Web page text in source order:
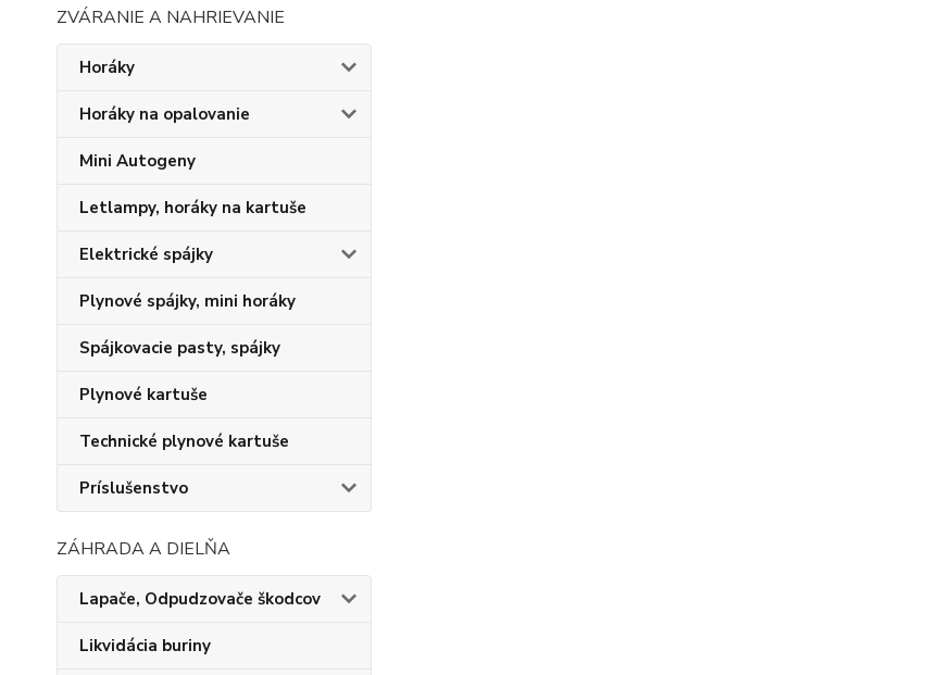
ZVÁRANIE A NAHRIEVANIE
Horáky
Horáky na opalovanie
Mini Autogeny
Letlampy, horáky na kartuše
Elektrické spájky
Plynové spájky, mini horáky
Spájkovacie pasty, spájky
Plynové kartuše
Technické plynové kartuše
Príslušenstvo
ZÁHRADA A DIELŇA
Lapače, Odpudzovače škodcov
Likvidácia buriny